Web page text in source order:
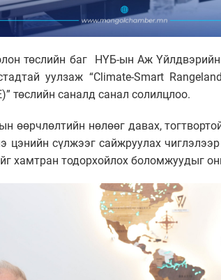
төслийн баг НҮБ-ын Аж Үйлдвэрийн
уулзаж “Climate-Smart
төслийн саналд санал солилцлоо.
өөрчлөлтийн нөлөөг давах,
цэнийн сүлжээг сайжруулах
хамтран тодорхойлох боломжуудыг